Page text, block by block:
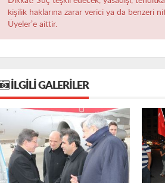
kişilik haklarına zarar verici ya da benzeri
Üyeler’e aittir.
İLGILI GALERILER